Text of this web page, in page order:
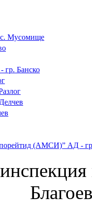
Мусомище
гр. Банско
(АМСИ)” АД -